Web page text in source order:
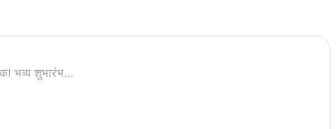
भव्य शुभारंभ…